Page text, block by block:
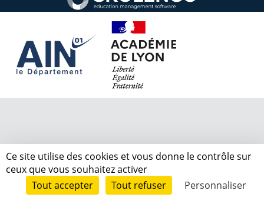
Ce site utilise des cookies et vous donne le contrôle sur
ceux que vous souhaitez activer
Tout accepter
Tout refuser Personnaliser